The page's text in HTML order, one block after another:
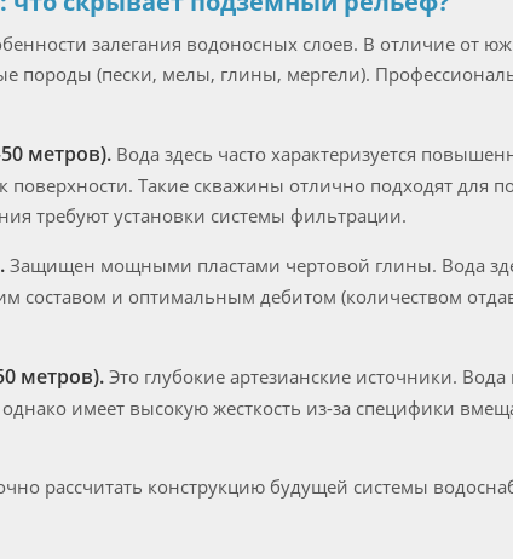
залегания водоносных слоев. В отличие от
породы (пески, мелы, глины, мергели).
метров). Вода здесь часто характеризуется
поверхности. Такие скважины отлично подходят для
требуют установки системы фильтрации.
Защищен мощными пластами чертовой глины. Вода
составом и оптимальным дебитом (количеством
метров).Это глубокие артезианские источники. Вода
имеет высокую жесткость из-за специфики
рассчитать конструкцию будущей системы